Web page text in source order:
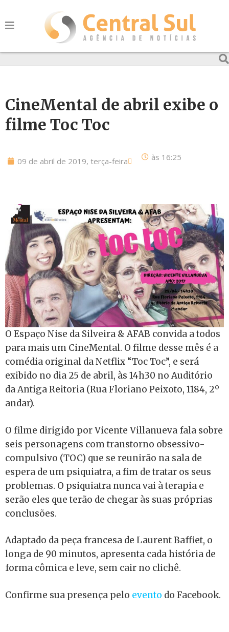
CineMental de abril exibe o
filme Toc Toc
09 de abril de 2019, terça-feira às 16:25
O Espaço Nise da Silveira & AFAB convida a todos
para mais um CineMental. O filme desse mês é a
comédia original da Netflix “Toc Toc”, e será
exibido no dia 25 de abril, às 14h30 no Auditório
da Antiga Reitoria (Rua Floriano Peixoto, 1184, 2º
andar).
O filme dirigido por Vicente Villanueva fala sobre
seis personagens com transtorno obsessivo-
compulsivo (TOC) que se reunirão na sala de
espera de um psiquiatra, a fim de tratar os seus
problemas. O psiquiatra nunca vai à terapia e
serão eles que terão de chegar às suas próprias
conclusões.
Adaptado da peça francesa de Laurent Baffiet, o
longa de 90 minutos, apresenta cada história de
forma cômica e leve, sem cair no clichê.
Confirme sua presença pelo evento do Facebook.